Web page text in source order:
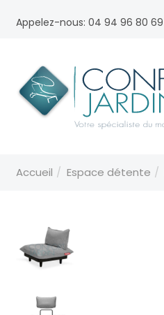
Appelez-nous: 04 94 96 80 69
Accueil Espace détente